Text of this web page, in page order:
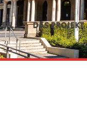
DAS PROJEKT